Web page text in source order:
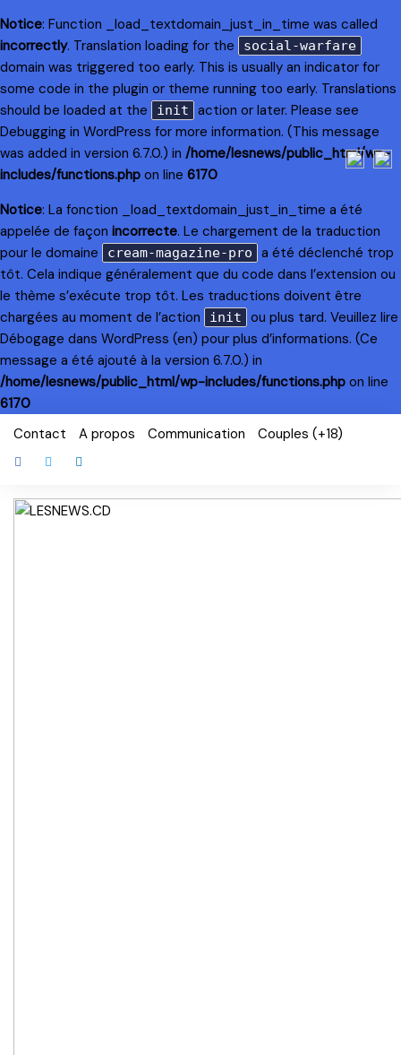
Notice: Function _load_textdomain_just_in_time was called
incorrectly. Translation loading for the social-warfare
domain was triggered too early. This is usually an indicator for
some code in the plugin or theme running too early. Translations
should be loaded at the
init
action or later. Please see
Debugging in WordPress for more information. (This message
was added in version 6.7.0.) in /home/lesnews/public_html/wp-
includes/functions.php on line 6170
Notice: La fonction _load_textdomain_just_in_time a été
appelée de façon incorrecte. Le chargement de la traduction
pour le domaine
cream-magazine-pro
a été déclenché trop
tôt. Cela indique généralement que du code dans l’extension ou
le thème s’exécute trop tôt. Les traductions doivent être
chargées au moment de l’action
init
ou plus tard. Veuillez lire
Débogage dans WordPress (en) pour plus d’informations. (Ce
message a été ajouté à la version 6.7.0.) in
/home/lesnews/public_html/wp-includes/functions.php on line
6170
Skip
content
Contact A propos Communication Couples (+18)